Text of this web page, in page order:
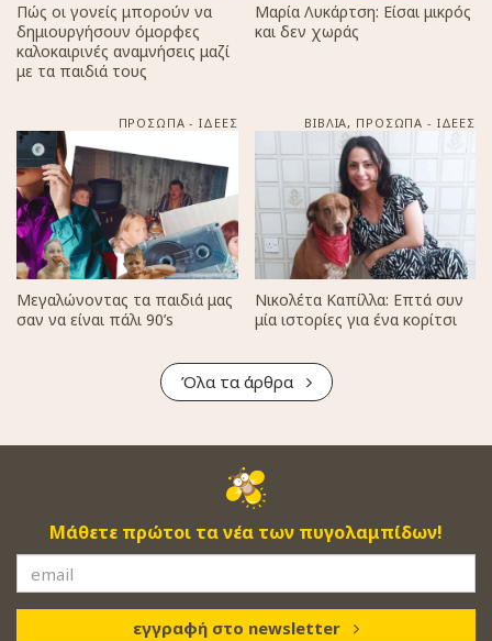
Πώς οι γονείς μπορούν να
δημιουργήσουν όμορφες
καλοκαιρινές αναμνήσεις μαζί
με τα παιδιά τους
Μαρία Λυκάρτση: Είσαι μικρός
και δεν χωράς
ΠΡΟΣΩΠΑ - ΙΔΕΕΣ
Μεγαλώνοντας τα παιδιά μας
σαν να είναι πάλι 90’s
ΒΙΒΛΙΑ, ΠΡΟΣΩΠΑ - ΙΔΕΕΣ
Νικολέτα Καπίλλα: Επτά συν
μία ιστορίες για ένα κορίτσι
Όλα τα άρθρα
Μάθετε πρώτοι τα νέα των πυγολαμπίδων!
εγγραφή στο newsletter